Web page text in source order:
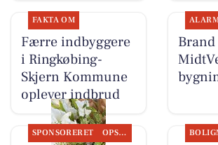
FAKTA OM
Færre indbyggere
i Ringkøbing-
Skjern Kommune
oplever indbrud
SPONSORERET OPSLAGSTAVLEN